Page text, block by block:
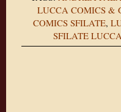
LUCCA COMICS &
COMICS SFILATE,
SFILATE